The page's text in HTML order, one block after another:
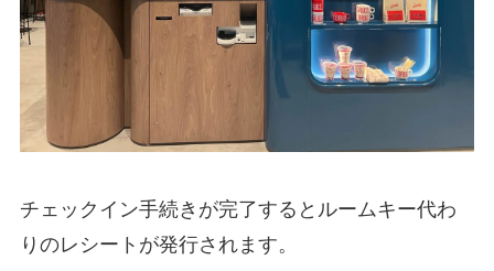
チェックイン手続きが完了するとルームキー代わ
りのレシートが発行されます。